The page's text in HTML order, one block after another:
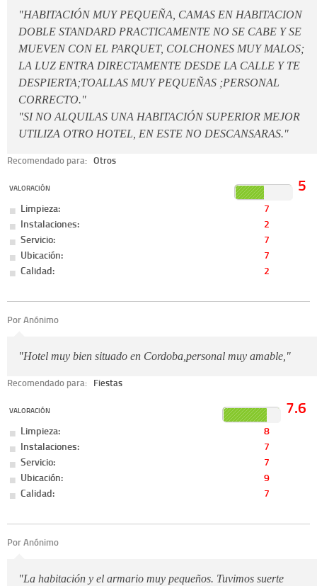
"HABITACIÓN MUY PEQUEÑA, CAMAS EN HABITACION
DOBLE STANDARD PRACTICAMENTE NO SE CABE Y SE
MUEVEN CON EL PARQUET, COLCHONES MUY MALOS;
LA LUZ ENTRA DIRECTAMENTE DESDE LA CALLE Y TE
DESPIERTA;TOALLAS MUY PEQUEÑAS ;PERSONAL
CORRECTO."
"SI NO ALQUILAS UNA HABITACIÓN SUPERIOR MEJOR
UTILIZA OTRO HOTEL, EN ESTE NO DESCANSARAS."
Recomendado para: Otros
VALORACIÓN 5
Limpieza:
7
Instalaciones:
2
Servicio:
7
Ubicación:
7
Calidad:
2
Por Anónimo
"Hotel muy bien situado en Cordoba,personal muy amable,"
Recomendado para: Fiestas
VALORACIÓN 7.6
Limpieza:
8
Instalaciones:
7
Servicio:
7
Ubicación:
9
Calidad:
7
Por Anónimo
"La habitación y el armario muy pequeños. Tuvimos suerte